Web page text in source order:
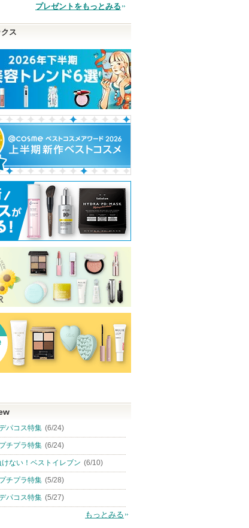
品
プレゼントをもっとみる
ス
パコス特集 (6/24)
チプラ特集 (6/24)
ない！ベストイレブン (6/10)
チプラ特集 (5/28)
パコス特集 (5/27)
もっとみる